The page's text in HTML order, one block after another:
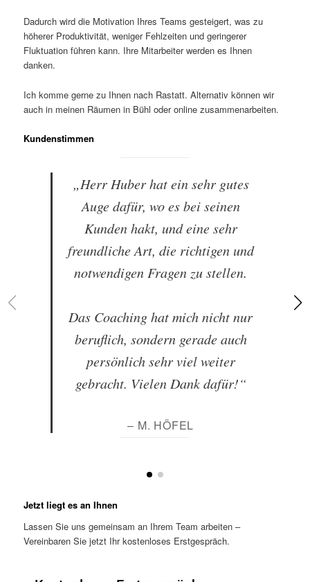
Dadurch wird die Motivation Ihres Teams gesteigert, was zu
höherer Produktivität, weniger Fehlzeiten und geringerer
Fluktuation führen kann. Ihre Mitarbeiter werden es Ihnen
danken.
Ich komme gerne zu Ihnen nach Rastatt. Alternativ können wir
auch in meinen Räumen in Bühl oder online zusammenarbeiten.
Kundenstimmen
„Herr Huber hat ein sehr gutes
Auge dafür, wo es bei seinen
Kunden hakt, und eine sehr
freundliche Art, die richtigen und
notwendigen Fragen zu stellen.
Das Coaching hat mich nicht nur
beruflich, sondern gerade auch
persönlich sehr viel weiter
gebracht. Vielen Dank dafür!“
– M. HÖFEL
Jetzt liegt es an Ihnen
Lassen Sie uns gemeinsam an Ihrem Team arbeiten –
Vereinbaren Sie jetzt Ihr kostenloses Erstgespräch.